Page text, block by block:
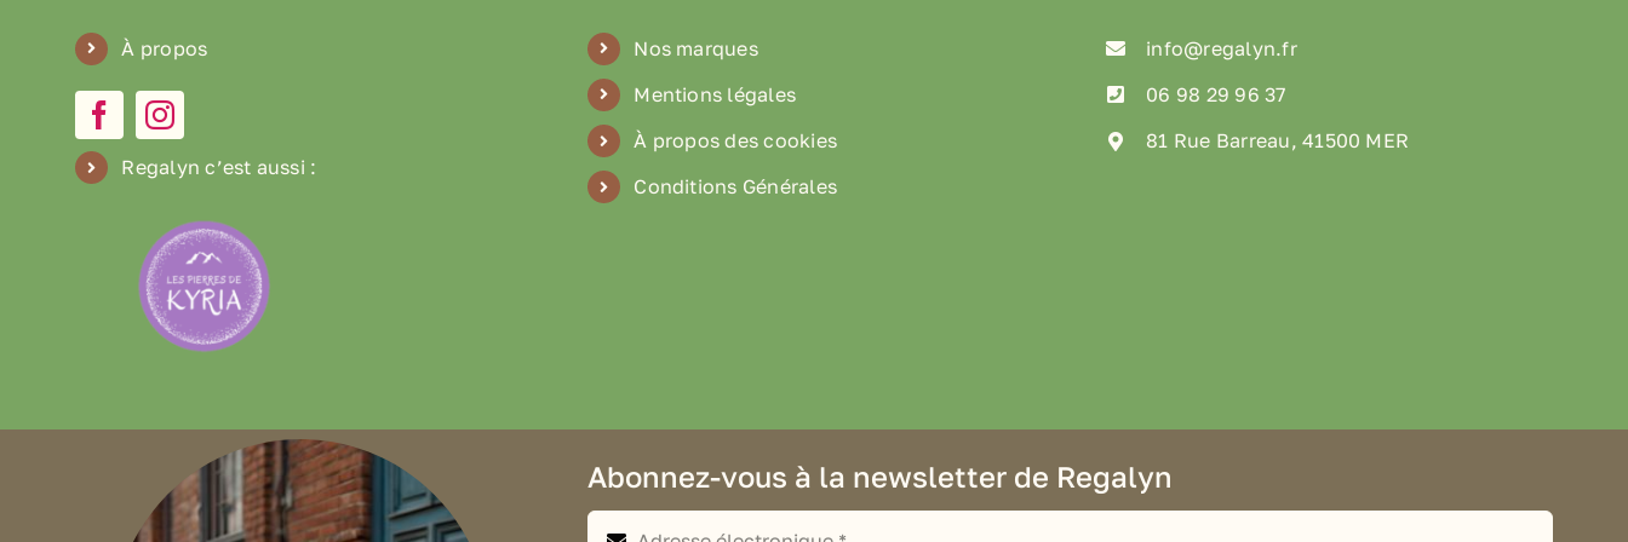
À propos
Regalyn c’est aussi :
Nos marques
Mentions légales
À propos des cookies
Conditions Générales
info@regalyn.fr
06 98 29 96 37
81 Rue Barreau, 41500 MER
Abonnez-vous à la newsletter de Regalyn